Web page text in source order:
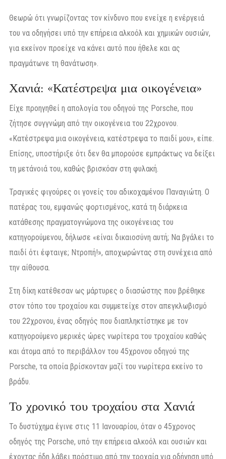
Θεωρώ ότι γνωρίζοντας τον κίνδυνο που ενείχε η ενέργειά
του να οδηγήσει υπό την επήρεια αλκοόλ και χημικών ουσιών,
για εκείνον προείχε να κάνει αυτό που ήθελε και ας
πραγμάτωνε τη θανάτωση».
Χανιά: «Κατέστρεψα μια οικογένεια»
Είχε προηγηθεί η απολογία του οδηγού της Porsche, που
ζήτησε συγγνώμη από την οικογένεια του 22χρονου.
«Κατέστρεψα μια οικογένεια, κατέστρεψα το παιδί μου», είπε.
Επίσης, υποστήριξε ότι δεν θα μπορούσε εμπράκτως να δείξει
τη μετάνοιά του, καθώς βρισκόαν στη φυλακή.
Τραγικές φιγούρες οι γονείς του αδικοχαμένου Παναγιώτη. Ο
πατέρας του, εμφανώς φορτισμένος, κατά τη διάρκεια
κατάθεσης πραγματογνώμονα της οικογένειας του
κατηγορούμενου, δήλωσε «είναι δικαιοσύνη αυτή; Να βγάλει το
παιδί ότι έφταιγε; Ντροπή!», αποχωρώντας στη συνέχεια από
την αίθουσα.
Στη δίκη κατέθεσαν ως μάρτυρες ο διασώστης που βρέθηκε
στον τόπο του τροχαίου και συμμετείχε στον απεγκλωβισμό
του 22χρονου, ένας οδηγός που διαπληκτίστηκε με τον
κατηγορούμενο μερικές ώρες νωρίτερα του τροχαίου καθώς
και άτομα από το περιβάλλον του 45χρονου οδηγού της
Porsche, τα οποία βρίσκονταν μαζί του νωρίτερα εκείνο το
βράδυ.
Το χρονικό του τροχαίου στα Χανιά
Το δυστύχημα έγινε στις 11 Ιανουαρίου, όταν ο 45χρονος
οδηγός της Porsche, υπό την επήρεια αλκοόλ και ουσιών και
έχοντας ήδη λάβει πρόστιμο από την τροχαία για οδήγηση υπό